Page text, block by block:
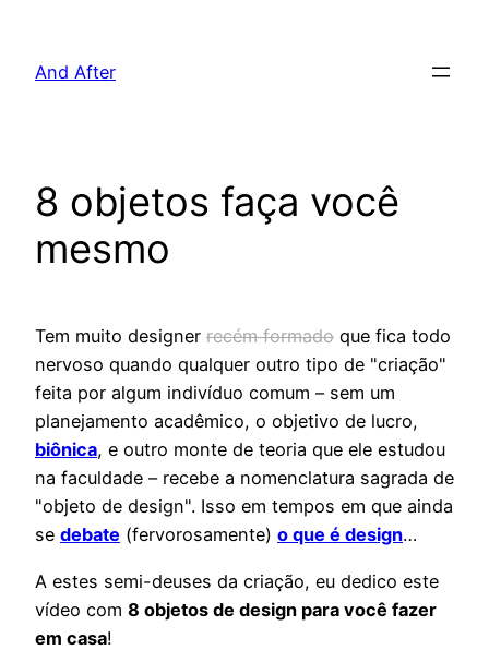
And After
8 objetos faça você
mesmo
Tem muito designer recém formado que fica todo
nervoso quando qualquer outro tipo de "criação"
feita por algum indivíduo comum – sem um
planejamento acadêmico, o objetivo de lucro,
biônica, e outro monte de teoria que ele estudou
na faculdade – recebe a nomenclatura sagrada de
"objeto de design". Isso em tempos em que ainda
se debate (fervorosamente) o que é design…
A estes semi-deuses da criação, eu dedico este
vídeo com 8 objetos de design para você fazer
em casa!